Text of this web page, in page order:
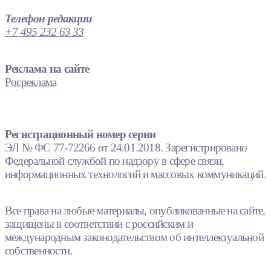
Телефон редакции
+7 495 232 63 33
Реклама на сайте
Росреклама
Регистрационный номер серии
ЭЛ № ФС 77-72266 от 24.01.2018. Зарегистрировано
Федеральной службой по надзору в сфере связи,
информационных технологий и массовых коммуникаций.
Все права на любые материалы, опубликованные на сайте,
защищены в соответствии с российским и
международным законодательством об интеллектуальной
собственности.